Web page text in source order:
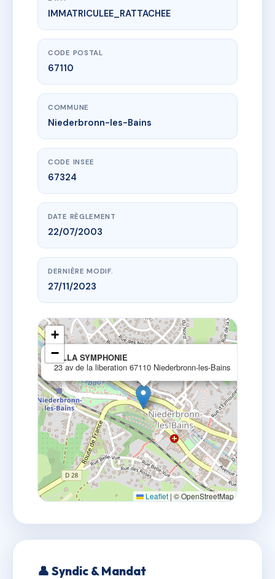
www.vme.plus/AI2960797
VILLA SYMPHONIE
23 av de la liberation
IMMATRICULEE_RATTACHEE
CODE POSTAL
67110
COMMUNE
Niederbronn-les-Bains
CODE INSEE
67324
DATE RÈGLEMENT
22/07/2003
DERNIÈRE MODIF.
27/11/2023
VILLA SYMPHONIE
23 av de la liberation 67110 Niederbronn-les-Bains
+
−
Leaflet | © OpenStreetMap
👤 Syndic & Mandat